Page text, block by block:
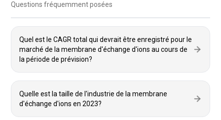
Questions fréquemment posées
Quel est le CAGR total qui devrait être enregistré pour le
marché de la membrane d'échange d'ions au cours de
la période de prévision?
Quelle est la taille de l'industrie de la membrane
d'échange d'ions en 2023?